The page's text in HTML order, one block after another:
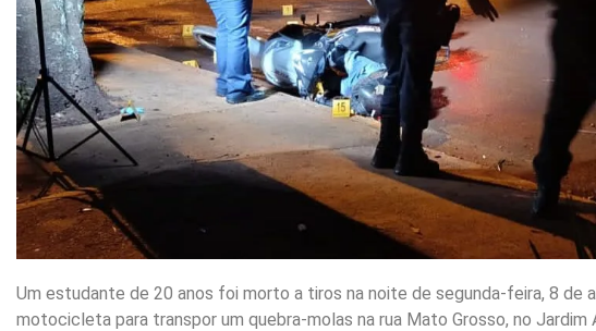
Um estudante de 20 anos foi morto a tiros na noite de segunda-feira, 8 de
motocicleta para transpor um quebra-molas na rua Mato Grosso, no Jardim